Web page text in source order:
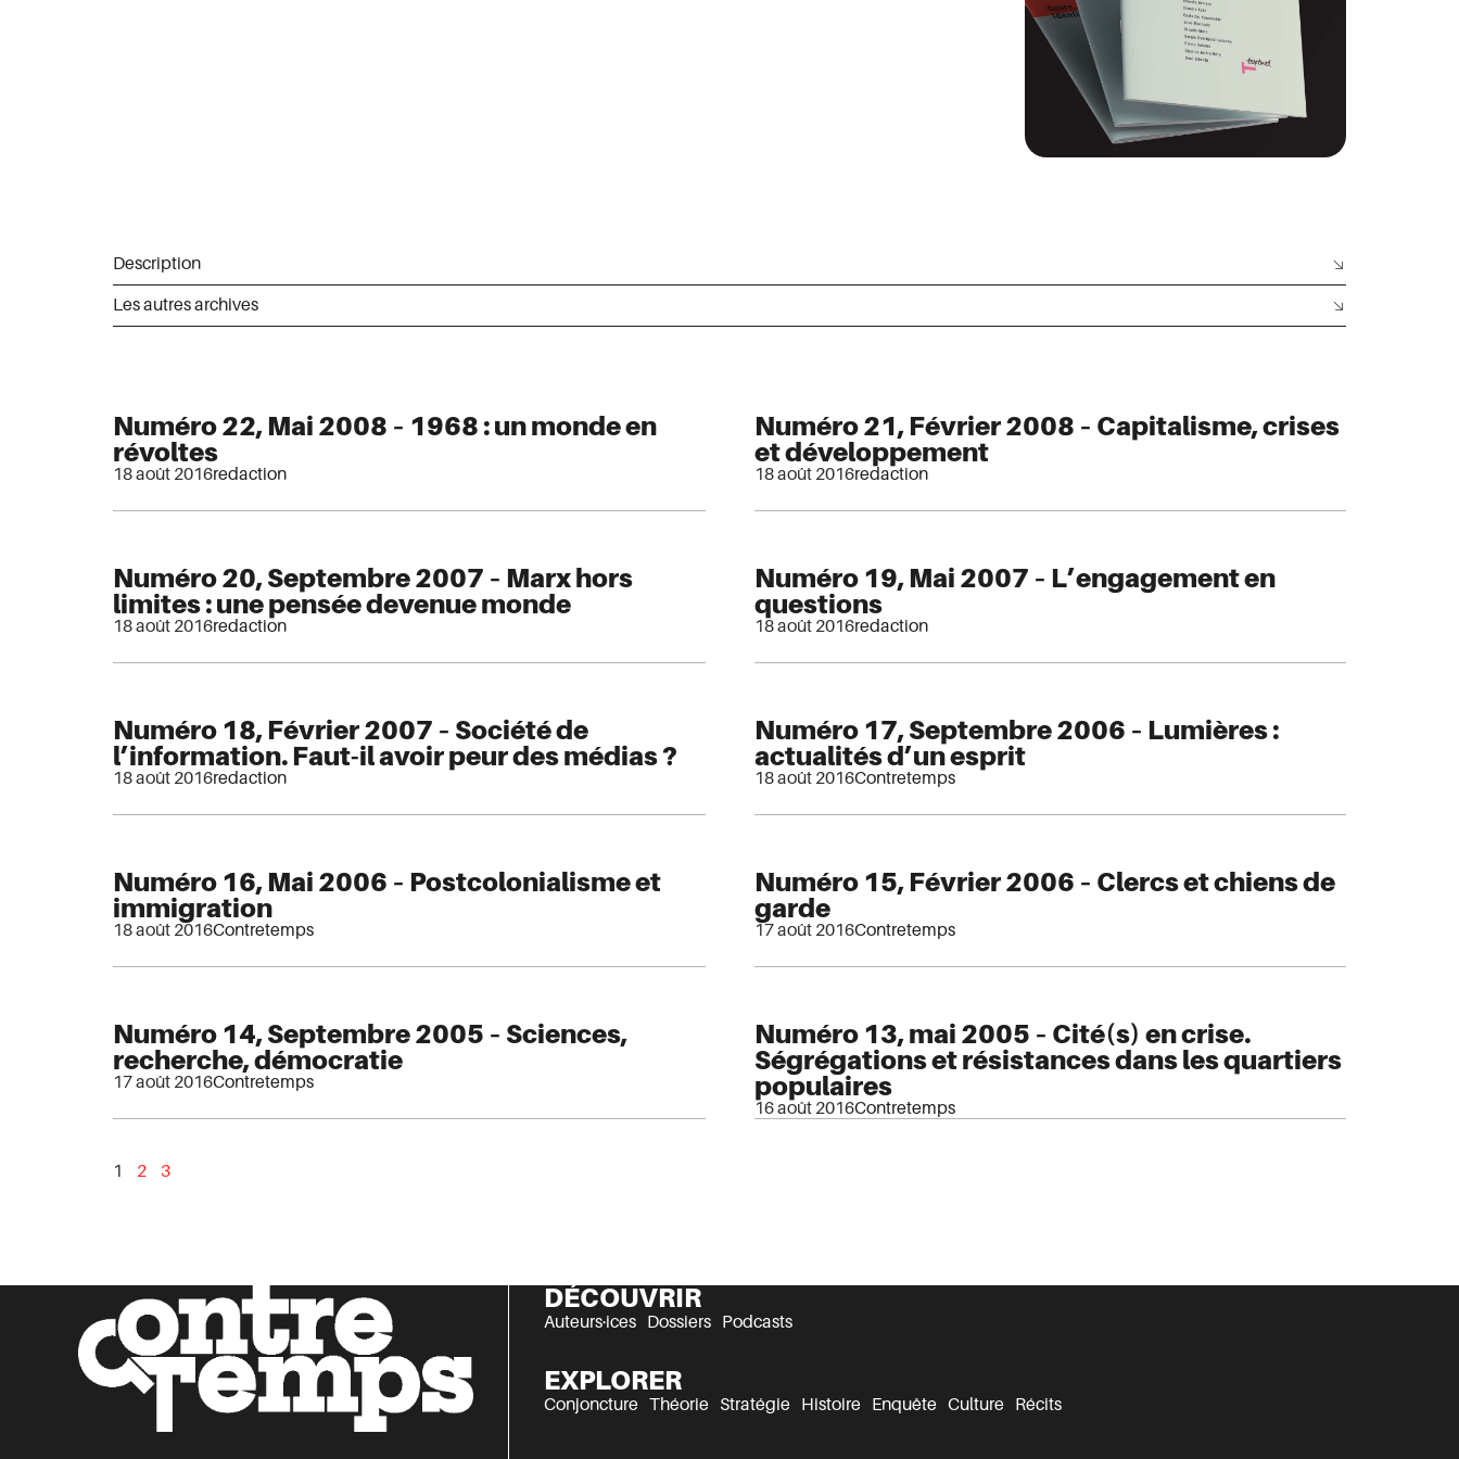
Description
Les autres archives
Numéro 22, Mai 2008 – 1968 : un monde en
révoltes
18 août 2016redaction
Numéro 21, Février 2008 – Capitalisme, crises
et développement
18 août 2016redaction
Numéro 20, Septembre 2007 – Marx hors
limites : une pensée devenue monde
18 août 2016redaction
Numéro 19, Mai 2007 – L’engagement en
questions
18 août 2016redaction
Numéro 18, Février 2007 – Société de
l’information. Faut-il avoir peur des médias ?
18 août 2016redaction
Numéro 17, Septembre 2006 – Lumières :
actualités d’un esprit
18 août 2016Contretemps
Numéro 16, Mai 2006 – Postcolonialisme et
immigration
18 août 2016Contretemps
Numéro 15, Février 2006 – Clercs et chiens de
garde
17 août 2016Contretemps
Numéro 14, Septembre 2005 – Sciences,
recherche, démocratie
17 août 2016Contretemps
Numéro 13, mai 2005 – Cité(s) en crise.
Ségrégations et résistances dans les quartiers
populaires
16 août 2016Contretemps
1 2 3
DÉCOUVRIR
Auteurs·ices Dossiers Podcasts
EXPLORER
Conjoncture Théorie Stratégie Histoire Enquête Culture Récits